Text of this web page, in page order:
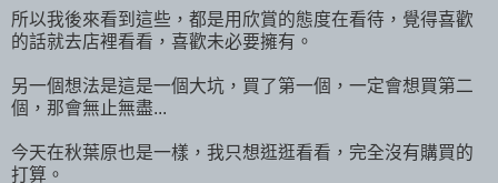
所以我後來看到這些，都是用欣賞的態度在看待，覺得喜歡
的話就去店裡看看，喜歡未必要擁有。
另一個想法是這是一個大坑，買了第一個，一定會想買第二
個，那會無止無盡...
今天在秋葉原也是一樣，我只想逛逛看看，完全沒有購買的
打算。